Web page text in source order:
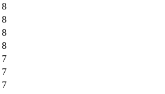
8
8
8
8
7
7
7